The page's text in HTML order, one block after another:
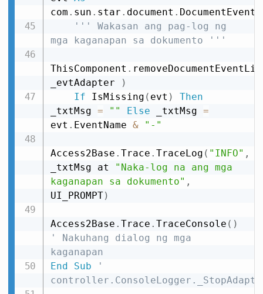
com . sun . star . document . DocumentEvent
''' Wakasan ang pag-log ng
mga kaganapan sa dokumento '''
ThisComponent .
_evtAdapter
)
If IsMissing ( evt )
Then
_txtMsg = "" Else _txtMsg =
evt . EventName & "-"
Access2Base . Trace . TraceLog ( "INFO" ,
_txtMsg at
"Naka-log na ang mga
kaganapan sa dokumento" ,
UI_PROMPT)
Access2Base . Trace . TraceConsole ( )
' Nakuhang dialog ng mga
kaganapan
End
Sub
'